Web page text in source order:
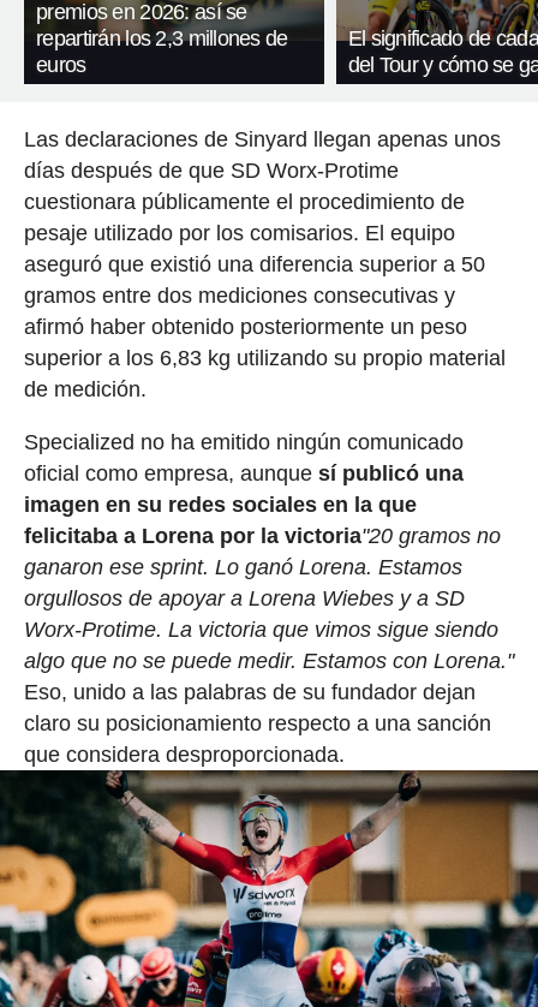
premios en 2026: así se
repartirán los 2,3 millones de
euros
El significado de
del Tour y cómo se
Las declaraciones de Sinyard llegan apenas unos
días después de que SD Worx-Protime
cuestionara públicamente el procedimiento de
pesaje utilizado por los comisarios. El equipo
aseguró que existió una diferencia superior a 50
gramos entre dos mediciones consecutivas y
afirmó haber obtenido posteriormente un peso
superior a los 6,83 kg utilizando su propio material
de medición.
Specialized no ha emitido ningún comunicado
oficial como empresa, aunque sí publicó una
imagen en su redes sociales en la que
felicitaba a Lorena por la victoria"20 gramos no
ganaron ese sprint. Lo ganó Lorena.⁠ Estamos
orgullosos de apoyar a Lorena Wiebes y a SD
Worx-Protime.⁠ La victoria que vimos sigue siendo
algo que no se puede medir.⁠ Estamos con Lorena.⁠"
Eso, unido a las palabras de su fundador dejan
claro su posicionamiento respecto a una sanción
que considera desproporcionada.